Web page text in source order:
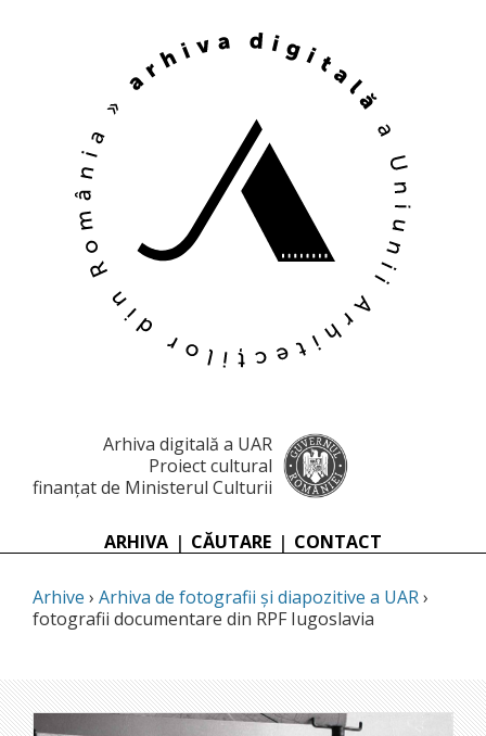
Arhiva digitală a UAR
Proiect cultural
finanțat de Ministerul Culturii
ARHIVA | CĂUTARE | CONTACT
Arhive › Arhiva de fotografii și diapozitive a UAR›
fotografii documentare din RPF Iugoslavia